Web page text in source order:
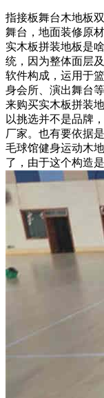
指接板舞台木地板
舞台，地面装修原
实木板拼装地板是
统，因为整体面层
软件构成，运用于
身会所、演出舞台
来购买实木板拼装
以挑选并不是品牌
厂家。也有要依据
毛球馆健身运动木
了，由于这个构造